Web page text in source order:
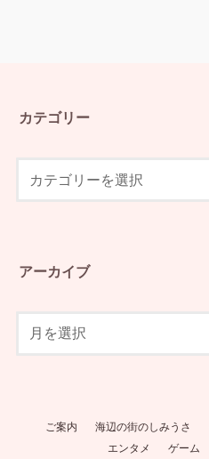
カテゴリー
アーカイブ
ご案内 海辺の街のしみうさ
エンタメ
ゲーム